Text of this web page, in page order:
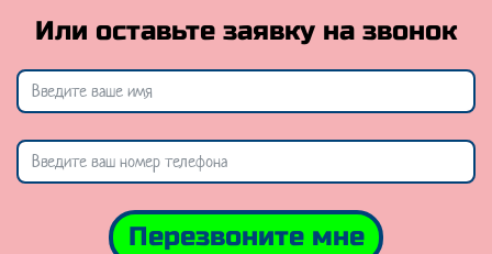
Или оставьте заявку на звонок
Перезвоните мне